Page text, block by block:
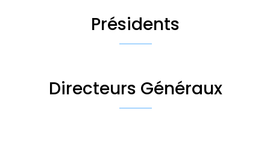
Présidents
Directeurs Généraux